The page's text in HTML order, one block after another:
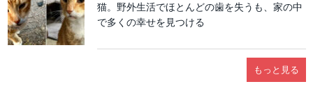
猫。野外生活でほとんどの歯を失うも、家の中
で多くの幸せを見つける
もっと見る